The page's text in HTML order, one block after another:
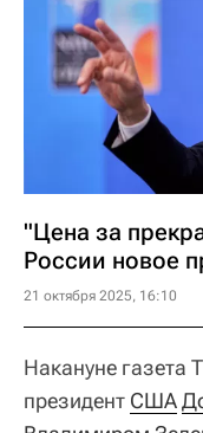
"Цена за
России новое
21 октября 2025, 16:10
Накануне газета
президент США